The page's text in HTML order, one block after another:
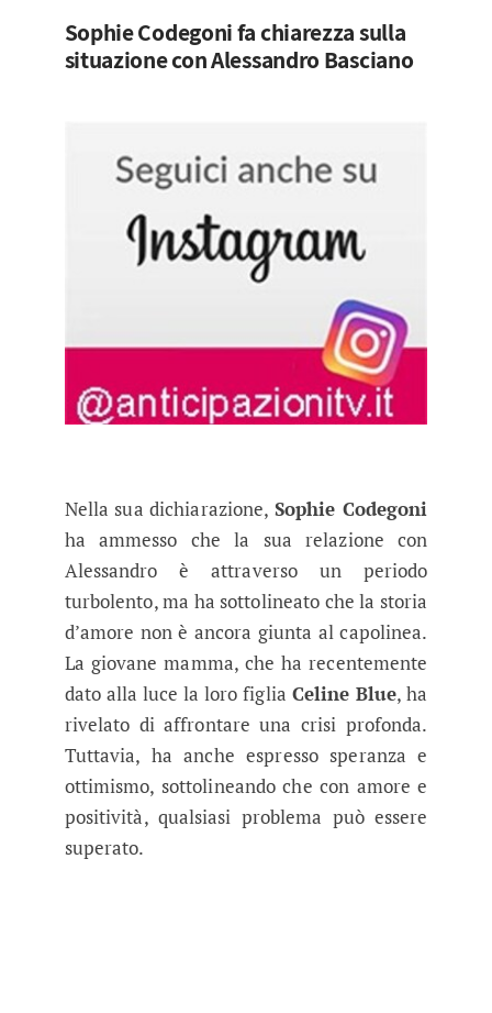
Sophie Codegoni fa chiarezza sulla
situazione con Alessandro Basciano
Nella sua dichiarazione, Sophie Codegoni
ha ammesso che la sua relazione con
Alessandro è attraverso un periodo
turbolento, ma ha sottolineato che la storia
d’amore non è ancora giunta al capolinea.
La giovane mamma, che ha recentemente
dato alla luce la loro figlia Celine Blue, ha
rivelato di affrontare una crisi profonda.
Tuttavia, ha anche espresso speranza e
ottimismo, sottolineando che con amore e
positività, qualsiasi problema può essere
superato.